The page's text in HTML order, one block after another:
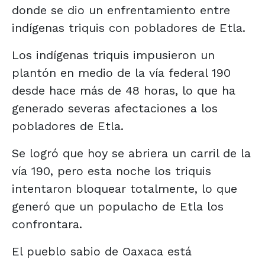
donde se dio un enfrentamiento entre
indígenas triquis con pobladores de Etla.
Los indígenas triquis impusieron un
plantón en medio de la vía federal 190
desde hace más de 48 horas, lo que ha
generado severas afectaciones a los
pobladores de Etla.
Se logró que hoy se abriera un carril de la
vía 190, pero esta noche los triquis
intentaron bloquear totalmente, lo que
generó que un populacho de Etla los
confrontara.
El pueblo sabio de Oaxaca está